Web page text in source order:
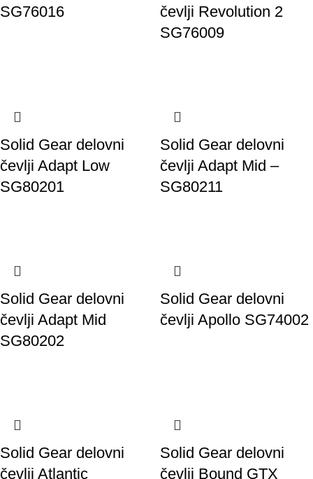
SG76016
čevlji Revolution 2
SG76009
Solid Gear delovni
čevlji Adapt Low
SG80201
Solid Gear delovni
čevlji Adapt Mid –
SG80211
Solid Gear delovni
čevlji Adapt Mid
SG80202
Solid Gear delovni
čevlji Apollo SG74002
Solid Gear delovni
čevlji Atlantic
Solid Gear delovni
čevlji Bound GTX